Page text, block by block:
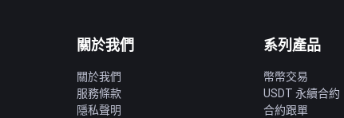
關於我們
關於我們
服務條款
隱私聲明
系列產品
幣幣交易
USDT 永續合約
合約跟單